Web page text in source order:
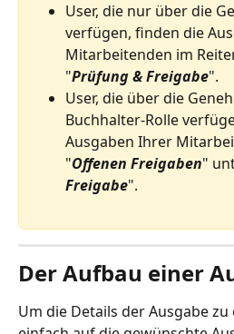
User, die nur über die
verfügen, finden die
Mitarbeitenden im
"Prüfung & Freigabe".
User, die über die
Buchhalter-Rolle
Ausgaben Ihrer
"Offenen Freigaben"
Freigabe".
Der Aufbau einer
Um die Details der Ausgabe